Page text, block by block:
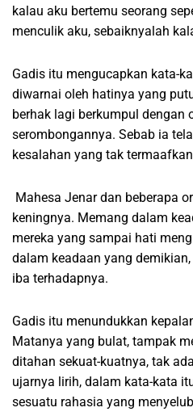
kalau aku bertemu seorang
menculik aku, sebaiknyalah
Gadis itu mengucapkan kata-
diwarnai oleh hatinya yang
berhak lagi berkumpul dengan
serombongannya. Sebab ia
kesalahan yang tak
Mahesa Jenar dan beberapa
keningnya. Memang dalam
mereka yang sampai hati
dalam keadaan yang
iba terhadapnya.
Gadis itu menundukkan
Matanya yang bulat, tampak
ditahan sekuat-kuatnya, tak
ujarnya lirih, dalam kata-kata
sesuatu rahasia yang